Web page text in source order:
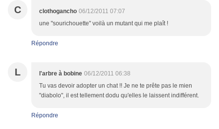
C clothogancho 06/12/2011 07:07
une "sourichouette" voilà un mutant qui me plaît !
Répondre
L l'arbre à bobine 06/12/2011 06:38
Tu vas devoir adopter un chat !! Je ne te prête pas le mien
"diabolo", il est tellement dodu qu'elles le laissent indifférent.
Répondre